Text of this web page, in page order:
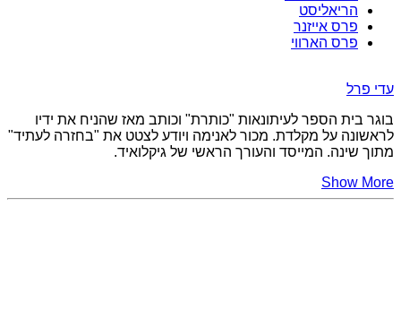
הריאליסט
פרס אייזנר
פרס הארווי
עדי פרל
בוגר בית הספר לעיתונאות "כותרת" וכותב מאז שהניח את ידיו
לראשונה על מקלדת. מכור לאנימה ויודע לצטט את "בחזרה לעתיד"
מתוך שינה. המייסד והעורך הראשי של גיקלואיד.
Show More